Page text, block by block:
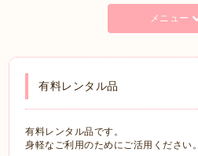
メニュー
有料レンタル品
有料レンタル品です。
身軽なご利用のためにご活用ください。